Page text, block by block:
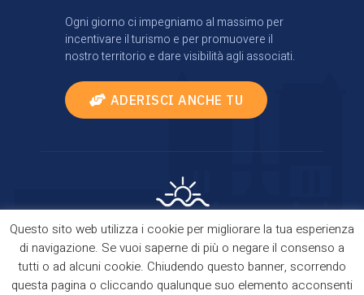
Ogni giorno ci impegniamo al massimo per
incentivare il turismo e per promuovere il
nostro territorio e dare visibilità agli associati.
ADERISCI ANCHE TU
Privacy Policy| Cookie Policy| Comes true thanks
toTourismBrain
Copyright © 2021 Domus Kalaritanae. All Rights
Reserved.
Questo sito web utilizza i cookie per migliorare la tua esperienza
di navigazione. Se vuoi saperne di più o negare il consenso a
tutti o ad alcuni cookie. Chiudendo questo banner, scorrendo
questa pagina o cliccando qualunque suo elemento acconsenti